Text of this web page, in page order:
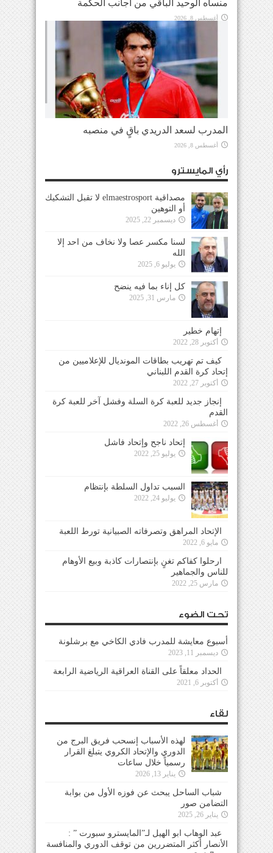
منساه الوحيد الباقي من أجانب الحكمة
أغسطس 8, 2026
المدرب لسعد الدريدي باقٍ في منصبه
أغسطس 8, 2026
رأي المايسترو
مصداقية elmaestrosport لا تقبل التشكيك
أو التوهين
ديسمبر 22, 2025
لسنا مكسر عصا ولا نخاف من احد إلا
الله
يوليو 6, 2025
كل إناء بما فيه ينضح
مارس 31, 2025
إتهام خطير
أكتوبر 28, 2022
كيف تم تهريب بطاقات المونديال للإعلاميين من
إتحاد كرة القدم اللبناني
أكتوبر 27, 2022
إنجاز جديد للعبة كرة السلة وفشل آخر للعبة كرة
القدم
أغسطس 26, 2022
إتحاد ناجح وإتحاد فاشل
يوليو 25, 2022
السبب تداول السلطة بإنتظام
يوليو 24, 2022
الإتحاد المراهق وتصرفاته الصبيانية تورط اللعبة
مايو 6, 2022
ارحلوا كفاكم تغنٍ بإنتصارات كاذبة وبيع الأوهام
للناس والجماهير
مارس 25, 2022
تحت الضوء
أسبوع معايشة للمدرب فادي الكاخي مع برشلونة
ديسمبر 11, 2023
الحداد معلقاً على القناة العراقية الرياضية الرابعة
أكتوبر 6, 2021
لقاء
لهذه الأسباب إنسحب فريق البرج من
الدوري والإتحاد الكروي يتبلغ القرار
رسمياً خلال ساعات
يناير 13, 2026
شباب الساحل يبحث عن فوزه الأول من بوابة
التضامن صور
يناير 26, 2025
عبد الوهاب ابو الهيل لـ”المايسترو سبورت ” :
الأنصار أكثر المتضررين من توقف الدوري والمنافسة